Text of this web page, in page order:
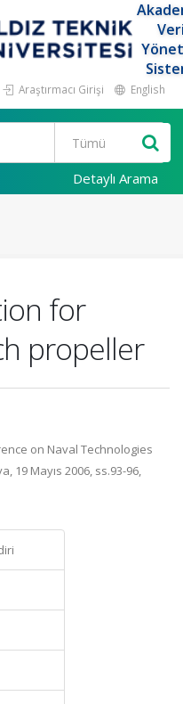
Araştırmacı Girişi English
Detaylı Arama
for
propeller
on Naval Technologies
19 Mayıs 2006, ss.93-96,